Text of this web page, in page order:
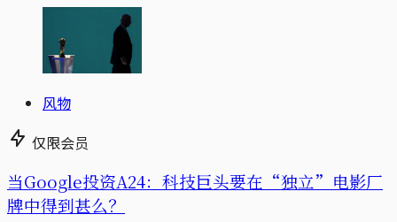
风物
仅限会员
当Google投资A24：科技巨头要在“独立”电影厂
牌中得到甚么？